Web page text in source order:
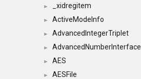
► _xidregitem
► ActiveModeInfo
► AdvancedIntegerTriplet
► AdvancedNumberInterface
► AES
► AESFile